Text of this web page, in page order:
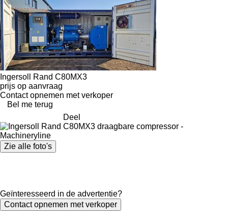
Ingersoll Rand C80MX3
prijs op aanvraag
Contact opnemen met verkoper
Bel me terug
Deel
Zie alle foto's
Geïnteresseerd in de advertentie?
Contact opnemen met verkoper